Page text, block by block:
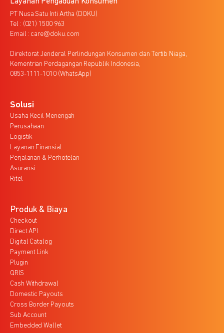
PT Nusa Satu Inti Artha (DOKU)
Tel : (021) 1500 963
Email : care@doku.com
Direktorat Jenderal Perlindungan Konsumen dan Tertib Niaga,
Kementrian Perdagangan Republik Indonesia,
0853-1111-1010 (WhatsApp)
Solusi
Usaha Kecil Menengah
Perusahaan
Logistik
Layanan Finansial
Perjalanan & Perhotelan
Asuransi
Ritel
Produk & Biaya
Checkout
Direct API
Digital Catalog
Payment Link
Plugin
QRIS
Cash Withdrawal
Domestic Payouts
Cross Border Payouts
Sub Account
Embedded Wallet